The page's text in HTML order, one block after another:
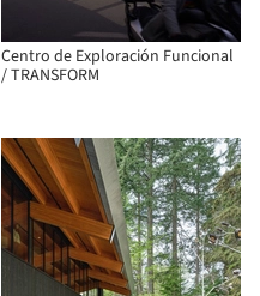
Centro de Exploración Funcional
/ TRANSFORM